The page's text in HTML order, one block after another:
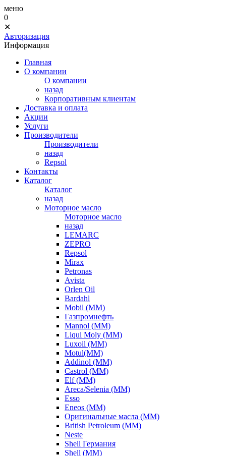
меню
0
✕
Авторизация
Информация
Главная
О компании
О компании
назад
Корпоративным клиентам
Доставка и оплата
Акции
Услуги
Производители
Производители
назад
Repsol
Контакты
Каталог
Каталог
назад
Моторное масло
Моторное масло
назад
LEMARC
ZEPRO
Repsol
Mirax
Petronas
Avista
Orlen Oil
Bardahl
Mobil (ММ)
Газпромнефть
Mannol (ММ)
Liqui Moly (ММ)
Luxoil (ММ)
Motul(ММ)
Addinol (ММ)
Castrol (ММ)
Elf (ММ)
Areca/Selenia (ММ)
Esso
Eneos (ММ)
Оригинальные масла (ММ)
British Petroleum (ММ)
Neste
Shell Германия
Shell (ММ)